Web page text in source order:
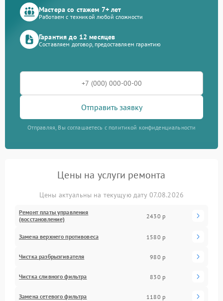
Мастера со стажем 7+ лет
Работаем с техникой любой сложности
Гарантия до 12 месяцев
Составляем договор, предоставляем гарантию
Отправить заявку
Отправляя, Вы соглашаетесь с политикой конфиденциальности
Цены на услуги ремонта
Цены актуальны на текущую дату 07.08.2026
Ремонт платы управления
(восстановление)
2430 р
Замена верхнего противовеса 1580 р
Чистка разбрызгивателя 980 р
Чистка сливного фильтра 830 р
Замена сетевого фильтра 1180 р